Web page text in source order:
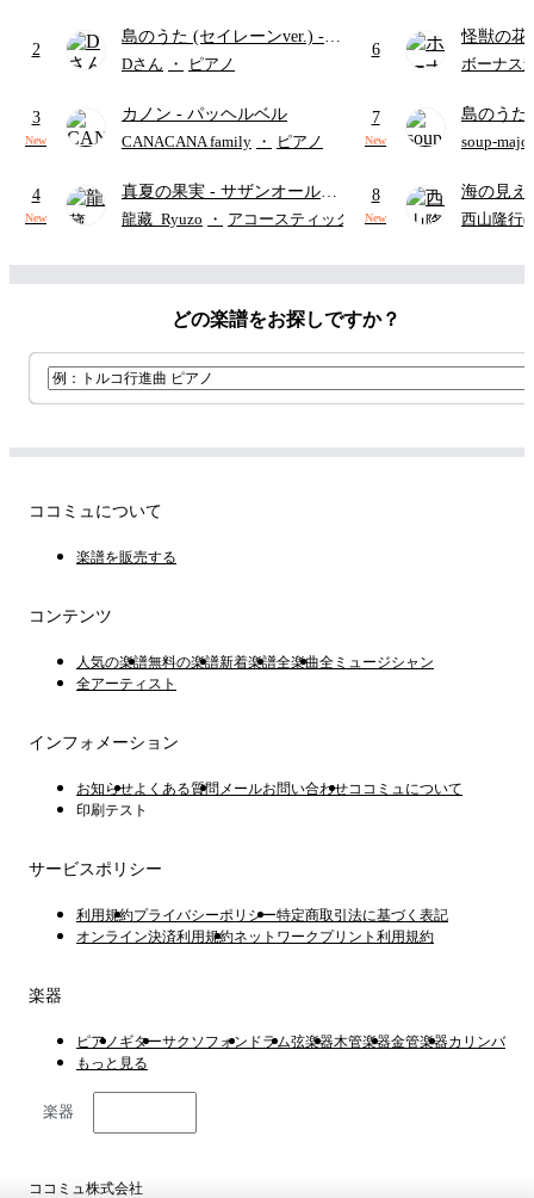
2
島のうた (セイレーンver.) -
セイレーン(CV.鈴木みのり)
ード・ペダル付き/『映画ちい
かわ 人魚の島のひみつ』よ
Dさん ・ ピアノ
3
New
カノン - パッヘルベル
CANACANA family ・ ピアノ
4
New
真夏の果実 - サザンオールス
ターズ
龍藏_Ryuzo ・ アコースティックギター
6
怪獣の
ードパー
ボーナス
7
New
島のうた
映画ちい
soup-majo
8
New
海の見
ウクレレ
西山隆行
どの楽譜をお探しですか？
ココミュについて
楽譜を販売する
コンテンツ
人気の楽譜無料の楽譜新着楽譜全楽曲全ミュージシャン
全アーティスト
インフォメーション
お知らせよくある質問 メールお問い合わせココミュについて
印刷テスト
サービスポリシー
利用規約プライバシーポリシー特定商取引法に基づく表記
オンライン決済利用規約ネットワークプリント利用規約
楽器
ピアノ ギターサクソフォン ドラム弦楽器木管楽器金管楽器カリンバ
もっと見る
楽器
ココミュ株式会社